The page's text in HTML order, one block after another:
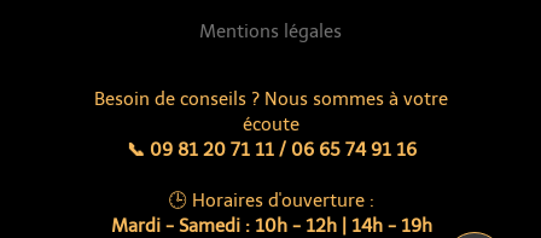
Besoin de conseils ? Nous sommes à votre
écoute
📞 09 81 20 71 11 / 06 65 74 91 16
🕒 Horaires d'ouverture :
Mardi - Samedi : 10h - 12h | 14h - 19h
Mentions légales